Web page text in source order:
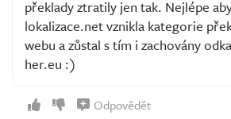
překlady ztratily jen tak. Nejlépe
lokalizace.net vznikla kategorie
webu a zůstal s tím i zachovány
her.eu :)
Odpovědět